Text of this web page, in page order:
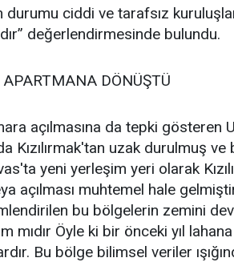
durumu ciddi ve tarafsız
değerlendirmesinde bulundu.
DÖNÜŞTÜ
açılmasına da tepki gösteren
Kızılırmak'tan uzak durulmuş
yeni yerleşim yeri olarak
açılması muhtemel hale
bu bölgelerin zemini
mıdır Öyle ki bir önceki yıl
Bu bölge bilimsel veriler